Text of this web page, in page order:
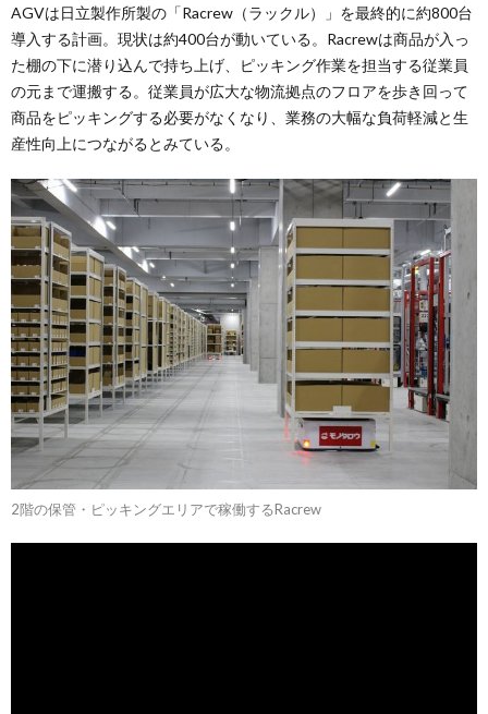
AGVは日立製作所製の「Racrew（ラックル）」を最終的に約800台
導入する計画。現状は約400台が動いている。Racrewは商品が入っ
た棚の下に潜り込んで持ち上げ、ピッキング作業を担当する従業員
の元まで運搬する。従業員が広大な物流拠点のフロアを歩き回って
商品をピッキングする必要がなくなり、業務の大幅な負荷軽減と生
産性向上につながるとみている。
2階の保管・ピッキングエリアで稼働するRacrew